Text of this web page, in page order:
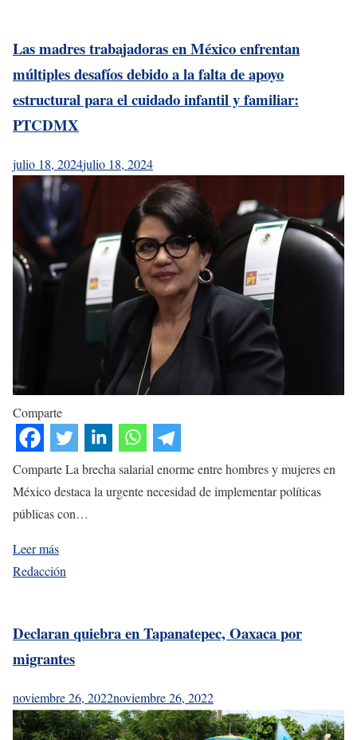
Las madres trabajadoras en México enfrentan
múltiples desafíos debido a la falta de apoyo
estructural para el cuidado infantil y familiar:
PTCDMX
julio 18, 2024julio 18, 2024
Comparte
Comparte La brecha salarial enorme entre hombres y mujeres en
México destaca la urgente necesidad de implementar políticas
públicas con…
Leer más
Redacción
Declaran quiebra en Tapanatepec, Oaxaca por
migrantes
noviembre 26, 2022noviembre 26, 2022